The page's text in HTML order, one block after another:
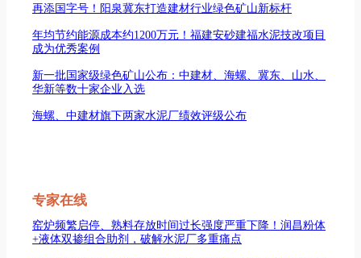
再添国字号！阳泉冀东打造建材行业绿色矿山新标杆
年均节约能源成本约1200万元！福建安砂建福水泥技改项目
成为优秀案例
新一批国家级绿色矿山公布：中建材、海螺、冀东、山水、
华新等数十家企业入选
海螺、中建材旗下两家水泥厂绩效评级公布
专家在线
窑炉频繁启停、熟料存放时间过长强度严重下降！润昌粉体
+液体双掺组合助剂，破解水泥厂多重痛点